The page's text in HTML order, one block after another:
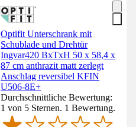
Optifit Unterschrank mit
Schublade und Drehtür
Ingvar420 BxTxH 50 x 58,4 x
87 cm anthrazit matt zerlegt
Anschlag reversibel KFIN
U506-8E+
Durchschnittliche Bewertung:
1 von 5 Sternen. 1 Bewertung.